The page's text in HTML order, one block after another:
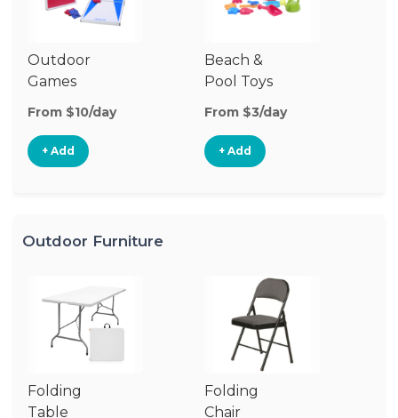
Outdoor
Games
From $10/day
+ Add
Beach &
Pool Toys
From $3/day
+ Add
Outdoor Furniture
Folding
Table
Folding
Chair